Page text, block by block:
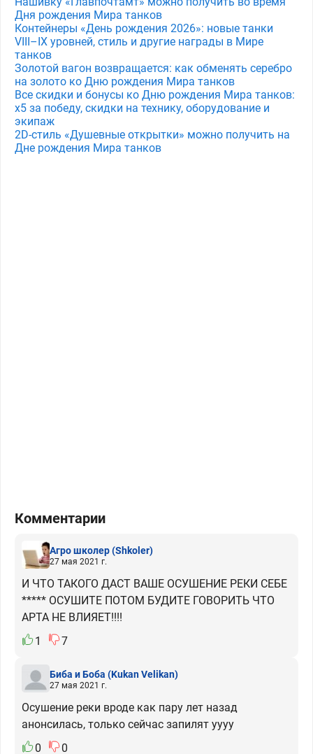
Дня рождения Мира танков
Контейнеры «День рождения 2026»: новые танки
VIII–IX уровней, стиль и другие награды в Мире
танков
Золотой вагон возвращается: как обменять серебро
на золото ко Дню рождения Мира танков
Все скидки и бонусы ко Дню рождения Мира танков:
x5 за победу, скидки на технику, оборудование и
экипаж
2D-стиль «Душевные открытки» можно получить на
Дне рождения Мира танков
Комментарии
Агро школер(Shkoler)
27 мая 2021 г.
И ЧТО ТАКОГО ДАСТ ВАШЕ ОСУШЕНИЕ РЕКИ СЕБЕ
***** ОСУШИТЕ ПОТОМ БУДИТЕ ГОВОРИТЬ ЧТО
АРТА НЕ ВЛИЯЕТ!!!!
1
7
Биба и Боба (Kukan Velikan)
27 мая 2021 г.
Осушение реки вроде как пару лет назад
анонсилась, только сейчас запилят уууу
0
0